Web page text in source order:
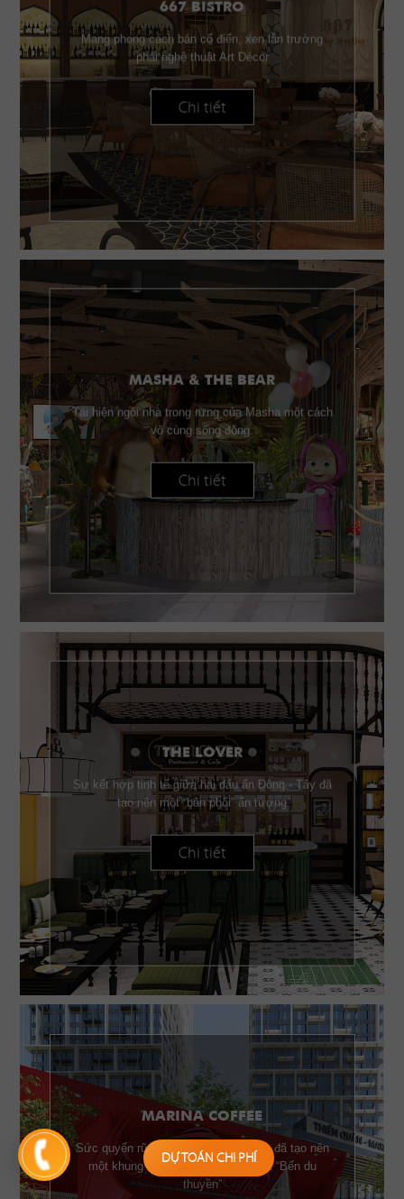
667 BISTRO
Mang phong cách bán cổ điển, xen lẫn trường
phái nghệ thuật Art Décor
Chi tiết
MASHA & THE BEAR
Tái hiện ngôi nhà trong rừng của Masha một cách
vô cùng sống động.
Chi tiết
THE LOVER
Sự kết hợp tinh tế giữa hai dấu ấn Đông - Tây đã
tạo nên một “bản phối” ấn tượng
Chi tiết
MARINA COFFEE
Sức quyến rũ của những chiếc buồm đã tạo nên
một khung cảnh đặc trưng của một “Bến du
thuyền”
DỰ TOÁN CHI PHÍ